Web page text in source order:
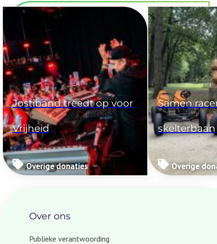
Dien een aanvraag in
Komt mijn project in aanmerking?
Veelgestelde vragen
Jostiband treedt op voor
Vrijheid
Overige donaties
Samen
skelterbaan
Overige
Over ons
Publieke verantwoording